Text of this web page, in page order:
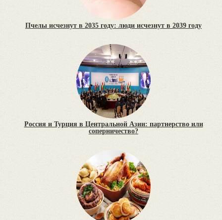
Пчелы исчезнут в 2035 году: люди исчезнут в 2039 году
Россия и Турция в Центральной Азии: партнерство или
соперничество?